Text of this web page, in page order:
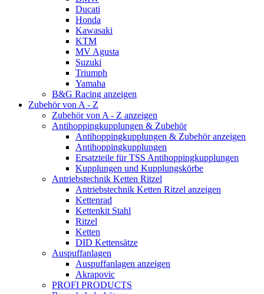
Ducati
Honda
Kawasaki
KTM
MV Agusta
Suzuki
Triumph
Yamaha
B&G Racing anzeigen
Zubehör von A - Z
Zubehör von A - Z anzeigen
Antihoppingkupplungen & Zubehör
Antihoppingkupplungen & Zubehör anzeigen
Antihoppingkupplungen
Ersatzteile für TSS Antihoppingkupplungen
Kupplungen und Kupplungskörbe
Antriebstechnik Ketten Ritzel
Antriebstechnik Ketten Ritzel anzeigen
Kettenrad
Kettenkit Stahl
Ritzel
Ketten
DID Kettensätze
Auspuffanlagen
Auspuffanlagen anzeigen
Akrapovic
PROFI PRODUCTS